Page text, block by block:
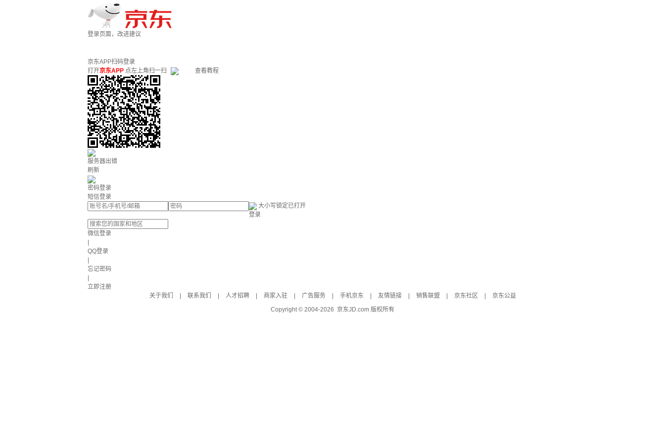
登录页面，改进建议
京东APP扫码登录
打开京东APP 点左上角扫一扫 查看教程
服务器出错
刷新
密码登录
短信登录
大小写锁定已打开
登录
微信登录
QQ登录
忘记密码
立即注册
关于我们
联系我们 人才招聘 商家入驻 广告服务 手机京东 友情链接 销售联盟 京东社区
京东公益
Copyright © 2004-2026 京东JD.com 版权所有